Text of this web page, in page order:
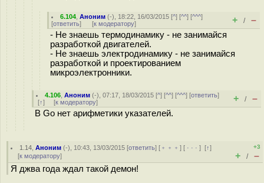
6.104 ,Аноним (-), 18:22, 16/03/2015 [^] [^^] [^^^]
[ответить] [к модератору] + / –
- Не знаешь термодинамику - не занимайся
разработкой двигателей.
- Не знаешь электродинамику - не занимайся
разработкой и проектированием
микроэлектронники.
4.106 ,Аноним (-), 07:17, 18/03/2015 [^] [^^] [^^^] [ответить]
[↑] [к модератору] + / –
В Go нет арифметики указателей.
1.14 ,Аноним (-), 10:43, 13/03/2015 [ответить] [ ﹢﹢﹢] [ · · ·][↑]
[к модератору]
+3
+ / –
Я джва года ждал такой демон!